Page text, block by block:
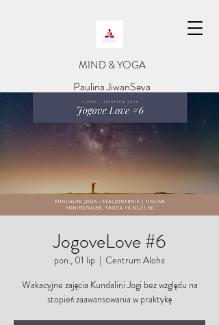
​MIND & YOGA
​Paulina JiwanSeva
JogoveLove #6
pon., 01 lip
  |
Centrum Aloha
Wakacyjne zajęcia Kundalini Jogi bez względu na
stopień zaawansowania w praktykę